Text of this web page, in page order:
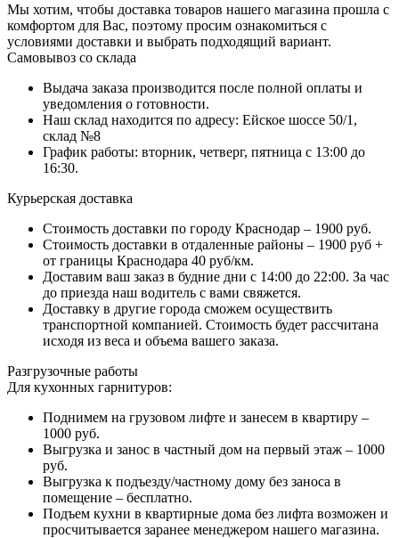
Мы хотим, чтобы доставка товаров нашего магазина прошла с
комфортом для Вас, поэтому просим ознакомиться с
условиями доставки и выбрать подходящий вариант.
Самовывоз со склада
Выдача заказа производится после полной оплаты и
уведомления о готовности.
Наш склад находится по адресу: Ейское шоссе 50/1,
склад №8
График работы: вторник, четверг, пятница с 13:00 до
16:30.
Курьерская доставка
Стоимость доставки по городу Краснодар – 1900 руб.
Стоимость доставки в отдаленные районы – 1900 руб +
от границы Краснодара 40 руб/км.
Доставим ваш заказ в будние дни с 14:00 до 22:00. За час
до приезда наш водитель с вами свяжется.
Доставку в другие города сможем осуществить
транспортной компанией. Стоимость будет рассчитана
исходя из веса и объема вашего заказа.
Разгрузочные работы
Для кухонных гарнитуров:
Поднимем на грузовом лифте и занесем в квартиру –
1000 руб.
Выгрузка и занос в частный дом на первый этаж – 1000
руб.
Выгрузка к подъезду/частному дому без заноса в
помещение – бесплатно.
Подъем кухни в квартирные дома без лифта возможен и
просчитывается заранее менеджером нашего магазина.